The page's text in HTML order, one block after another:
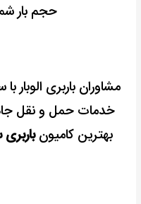
حجم بار
مشاوران باربری الوبار
خدمات حمل و نقل
بهترین کامیونباربری